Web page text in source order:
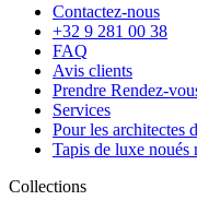
Contactez-nous
+32 9 281 00 38
FAQ
Avis clients
Prendre Rendez-
Services
Pour les architectes
Tapis de luxe noués
Collections